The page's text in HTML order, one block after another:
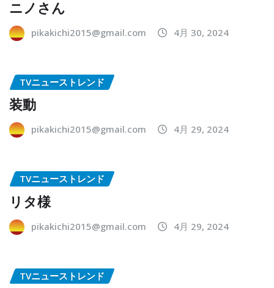
ニノさん
pikakichi2015@gmail.com 4月 30, 2024
TVニューストレンド
装動
pikakichi2015@gmail.com 4月 29, 2024
TVニューストレンド
リタ様
pikakichi2015@gmail.com 4月 29, 2024
TVニューストレンド